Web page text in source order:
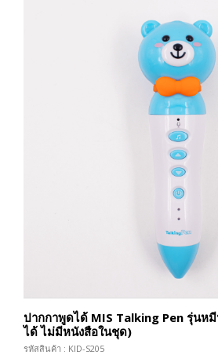
ปากกาพูดได้ MIS Talking Pen รุ่นห
ได้ ไม่มีหนังสือในชุด)
รหัสสินค้า : KID-S205